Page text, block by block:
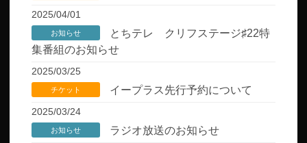
2025/04/01
お知らせ
とちテレ クリフステージ♯22特
集番組のお知らせ
2025/03/25
チケット イープラス先行予約について
2025/03/24
お知らせ ラジオ放送のお知らせ